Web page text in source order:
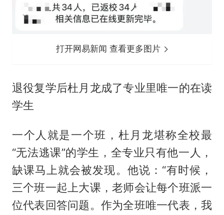
打开网易新闻 查看更多图片
退役复学后杜月龙成了专业里唯一的在读
学生
一个人就是一个班，杜月龙堪称全校最
“无法逃课”的学生，全专业只有他一人，
缺课马上就会被发现。他说：“有时候，
三个班一起上大课，老师会让每个班派一
位代表回答问题。作为全班唯一代表，我